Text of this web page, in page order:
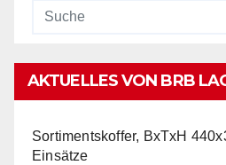
AKTUELLES VON BRB
Sortimentskoffer, BxTxH
Einsätze